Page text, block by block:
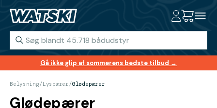
Gå ikke glip af sommerens bedste tilbud →
Belysning/Lyspærer/Glødepærer
Glødepærer